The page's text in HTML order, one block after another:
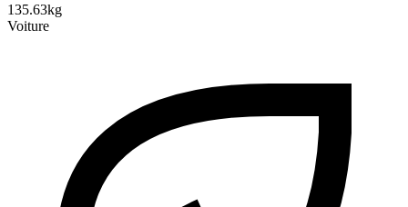
135.63kg
Voiture